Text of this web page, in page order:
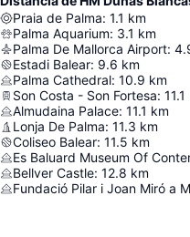
Praia de Palma: 1.1 km
Palma Aquarium: 3.1 km
Palma De Mallorca Airport:
Estadi Balear: 9.6 km
Palma Cathedral: 10.9 km
Son Costa - Son Fortesa: 11.1
Almudaina Palace: 11.1 km
Lonja De Palma: 11.3 km
Coliseo Balear: 11.5 km
Es Baluard Museum Of
Bellver Castle: 12.8 km
Fundació Pilar i Joan Miró a